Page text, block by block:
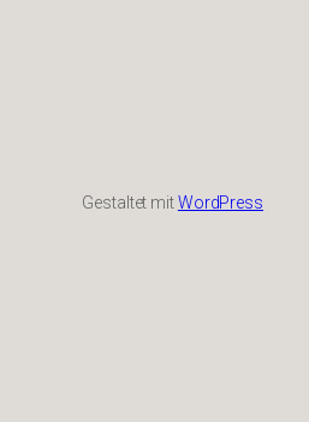
Gestaltet mitWordPress